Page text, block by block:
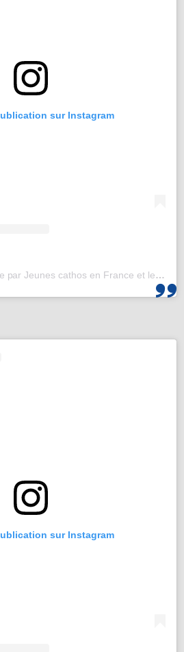
sur Instagram
Une publication partagée par Jeunes cathos en France et les JMJ de Corée 2027 (@jeunescathos_fr)
sur Instagram